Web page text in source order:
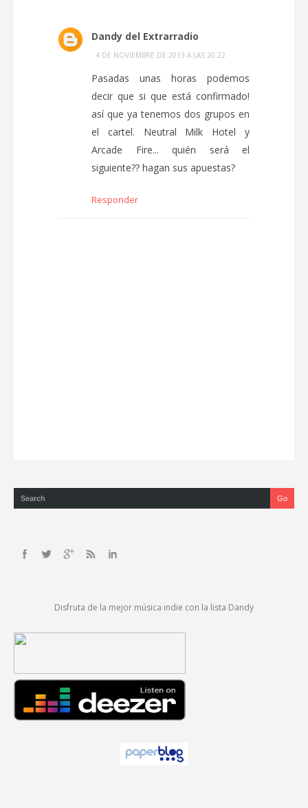
Dandy del Extrarradio
4 DE NOVIEMBRE DE 2013 A LAS 20:22
Pasadas unas horas podemos
decir que si que está confirmado!
así que ya tenemos dos grupos en
el cartel. Neutral Milk Hotel y
Arcade Fire... quién será el
siguiente?? hagan sus apuestas?
Responder
Disfruta de la mejor música indie con la lista Dandy